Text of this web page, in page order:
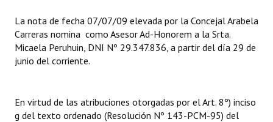
Antiguos Pobladores
Noticias Destacadas
Datos Históricos
La nota de fecha 07/07/09 elevada por la Concejal Arabela
Carreras nomina como Asesor Ad-Honorem a la Srta.
Micaela Peruhuin, DNI Nº 29.347.836, a partir del día 29 de
junio del corriente.
En virtud de las atribuciones otorgadas por el Art. 8º) inciso
g del texto ordenado (Resolución Nº 143-PCM-95) del